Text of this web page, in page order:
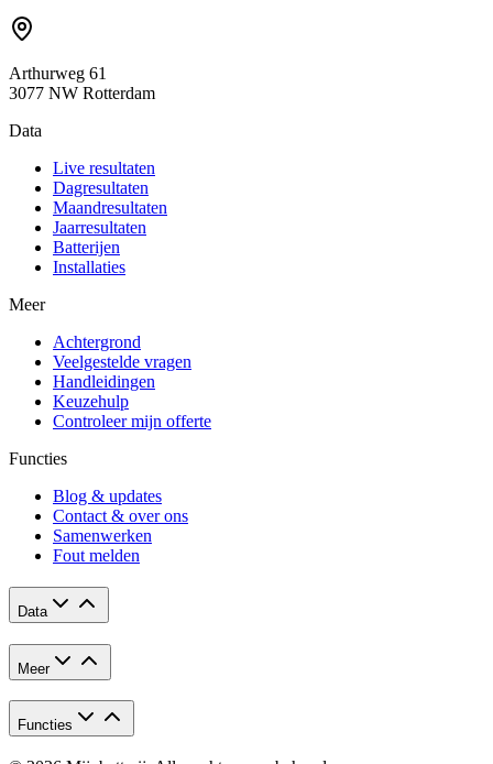
Arthurweg 61
3077 NW Rotterdam
Data
Live resultaten
Dagresultaten
Maandresultaten
Jaarresultaten
Batterijen
Installaties
Meer
Achtergrond
Veelgestelde vragen
Handleidingen
Keuzehulp
Controleer mijn offerte
Functies
Blog & updates
Contact & over ons
Samenwerken
Fout melden
Data
Meer
Functies